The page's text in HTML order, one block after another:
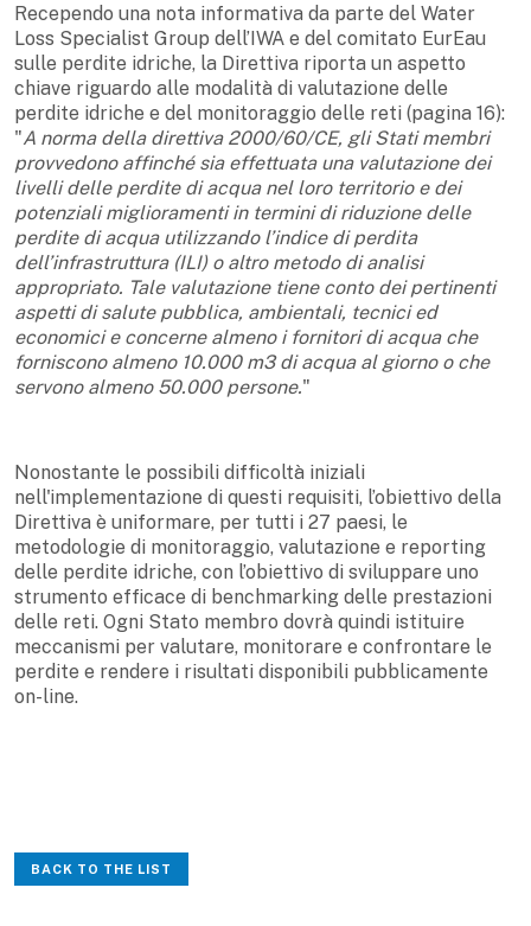
Recependo una nota informativa da parte del Water
Loss Specialist Group dell’IWA e del comitato EurEau
sulle perdite idriche, la Direttiva riporta un aspetto
chiave riguardo alle modalità di valutazione delle
perdite idriche e del monitoraggio delle reti (pagina 16):
"A norma della direttiva 2000/60/CE, gli Stati membri
provvedono affinché sia effettuata una valutazione dei
livelli delle perdite di acqua nel loro territorio e dei
potenziali miglioramenti in termini di riduzione delle
perdite di acqua utilizzando l’indice di perdita
dell’infrastruttura (ILI) o altro metodo di analisi
appropriato. Tale valutazione tiene conto dei pertinenti
aspetti di salute pubblica, ambientali, tecnici ed
economici e concerne almeno i fornitori di acqua che
forniscono almeno 10.000 m3 di acqua al giorno o che
servono almeno 50.000 persone."
Nonostante le possibili difficoltà iniziali
nell'implementazione di questi requisiti, l’obiettivo della
Direttiva è uniformare, per tutti i 27 paesi, le
metodologie di monitoraggio, valutazione e reporting
delle perdite idriche, con l’obiettivo di sviluppare uno
strumento efficace di benchmarking delle prestazioni
delle reti. Ogni Stato membro dovrà quindi istituire
meccanismi per valutare, monitorare e confrontare le
perdite e rendere i risultati disponibili pubblicamente
on-line.
BACK TO THE LIST